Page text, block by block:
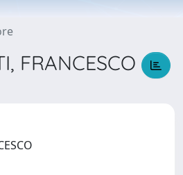
FRANCESCO